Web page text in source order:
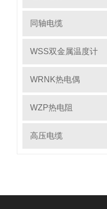
同轴电缆
WSS双金属温度计
WRNK热电偶
WZP热电阻
高压电缆